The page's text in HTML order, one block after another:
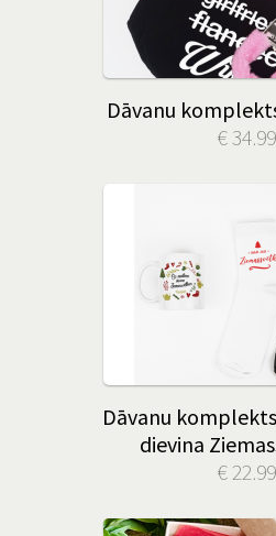
Dāvanu
€ 34.99
Dāvanu
dievina
€ 22.99